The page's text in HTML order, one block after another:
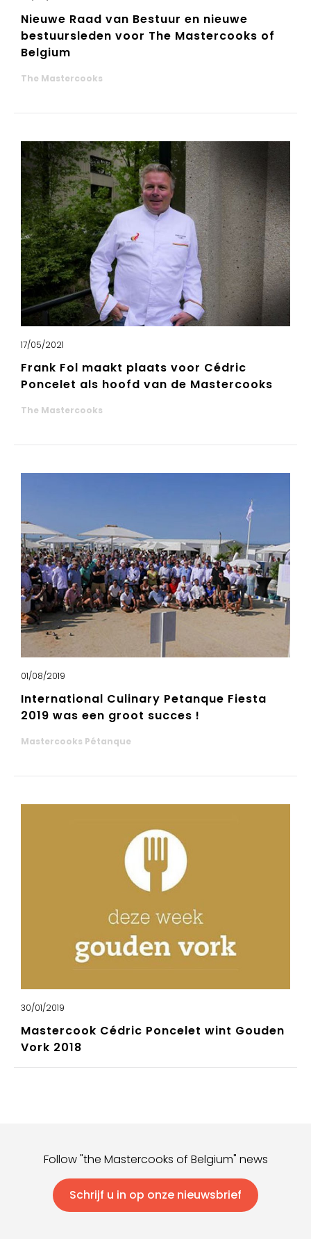
Nieuwe Raad van Bestuur en nieuwe
bestuursleden voor The Mastercooks of
Belgium
The Mastercooks
17/05/2021
Frank Fol maakt plaats voor Cédric
Poncelet als hoofd van de Mastercooks
The Mastercooks
01/08/2019
International Culinary Petanque Fiesta
2019 was een groot succes !
Mastercooks Pétanque
30/01/2019
Mastercook Cédric Poncelet wint Gouden
Vork 2018
Follow "the Mastercooks of Belgium" news
Schrijf u in op onze nieuwsbrief